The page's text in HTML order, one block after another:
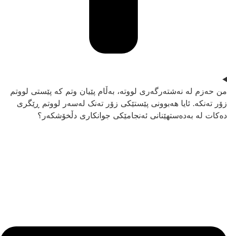
حەزم لە نەشتەرگەری لووتە، بەڵام پێیان وتم کە پێستی لووتم
تەنکە. ئایا هەبوونی پێستێکی زۆر تەنک لەسەر لووتم ڕێگری
لە بەدەستهێنانی ئەنجامێکی جوانکاری دڵخۆشکەر؟